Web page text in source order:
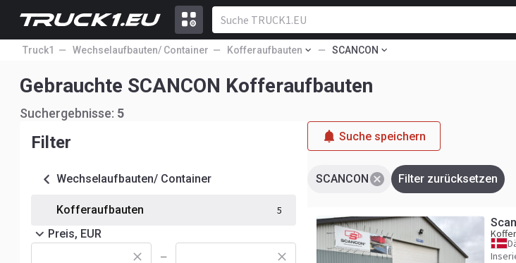
Truck1 Wechselaufbauten/ Container Kofferaufbauten SCANCON
Gebrauchte SCANCON Kofferaufbauten
Suchergebnisse: 5
Filter
Wechselaufbauten/ Container
Kofferaufbauten 5
Preis, EUR
—
Suche speichern
SCANCON Filter zurücksetzen